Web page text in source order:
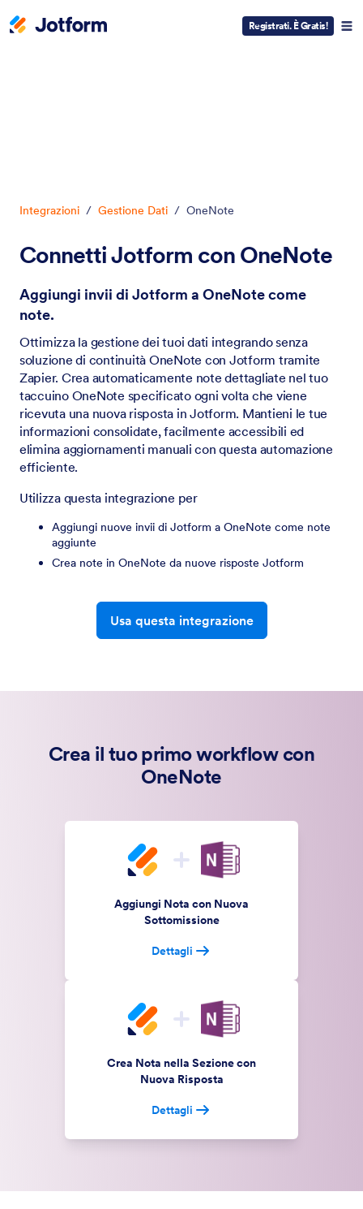
Registrati. È Gratis!
Integrazioni / Gestione Dati / OneNote
Connetti Jotform con OneNote
Aggiungi invii di Jotform a OneNote come
note.
Ottimizza la gestione dei tuoi dati integrando senza
soluzione di continuità OneNote con Jotform tramite
Zapier. Crea automaticamente note dettagliate nel tuo
taccuino OneNote specificato ogni volta che viene
ricevuta una nuova risposta in Jotform. Mantieni le tue
informazioni consolidate, facilmente accessibili ed
elimina aggiornamenti manuali con questa automazione
efficiente.
Utilizza questa integrazione per
Aggiungi nuove invii di Jotform a OneNote come note
aggiunte
Crea note in OneNote da nuove risposte Jotform
Usa questa integrazione
Crea il tuo primo workflow con
OneNote
Aggiungi Nota con Nuova
Sottomissione
Dettagli
Crea Nota nella Sezione con
Nuova Risposta
Dettagli